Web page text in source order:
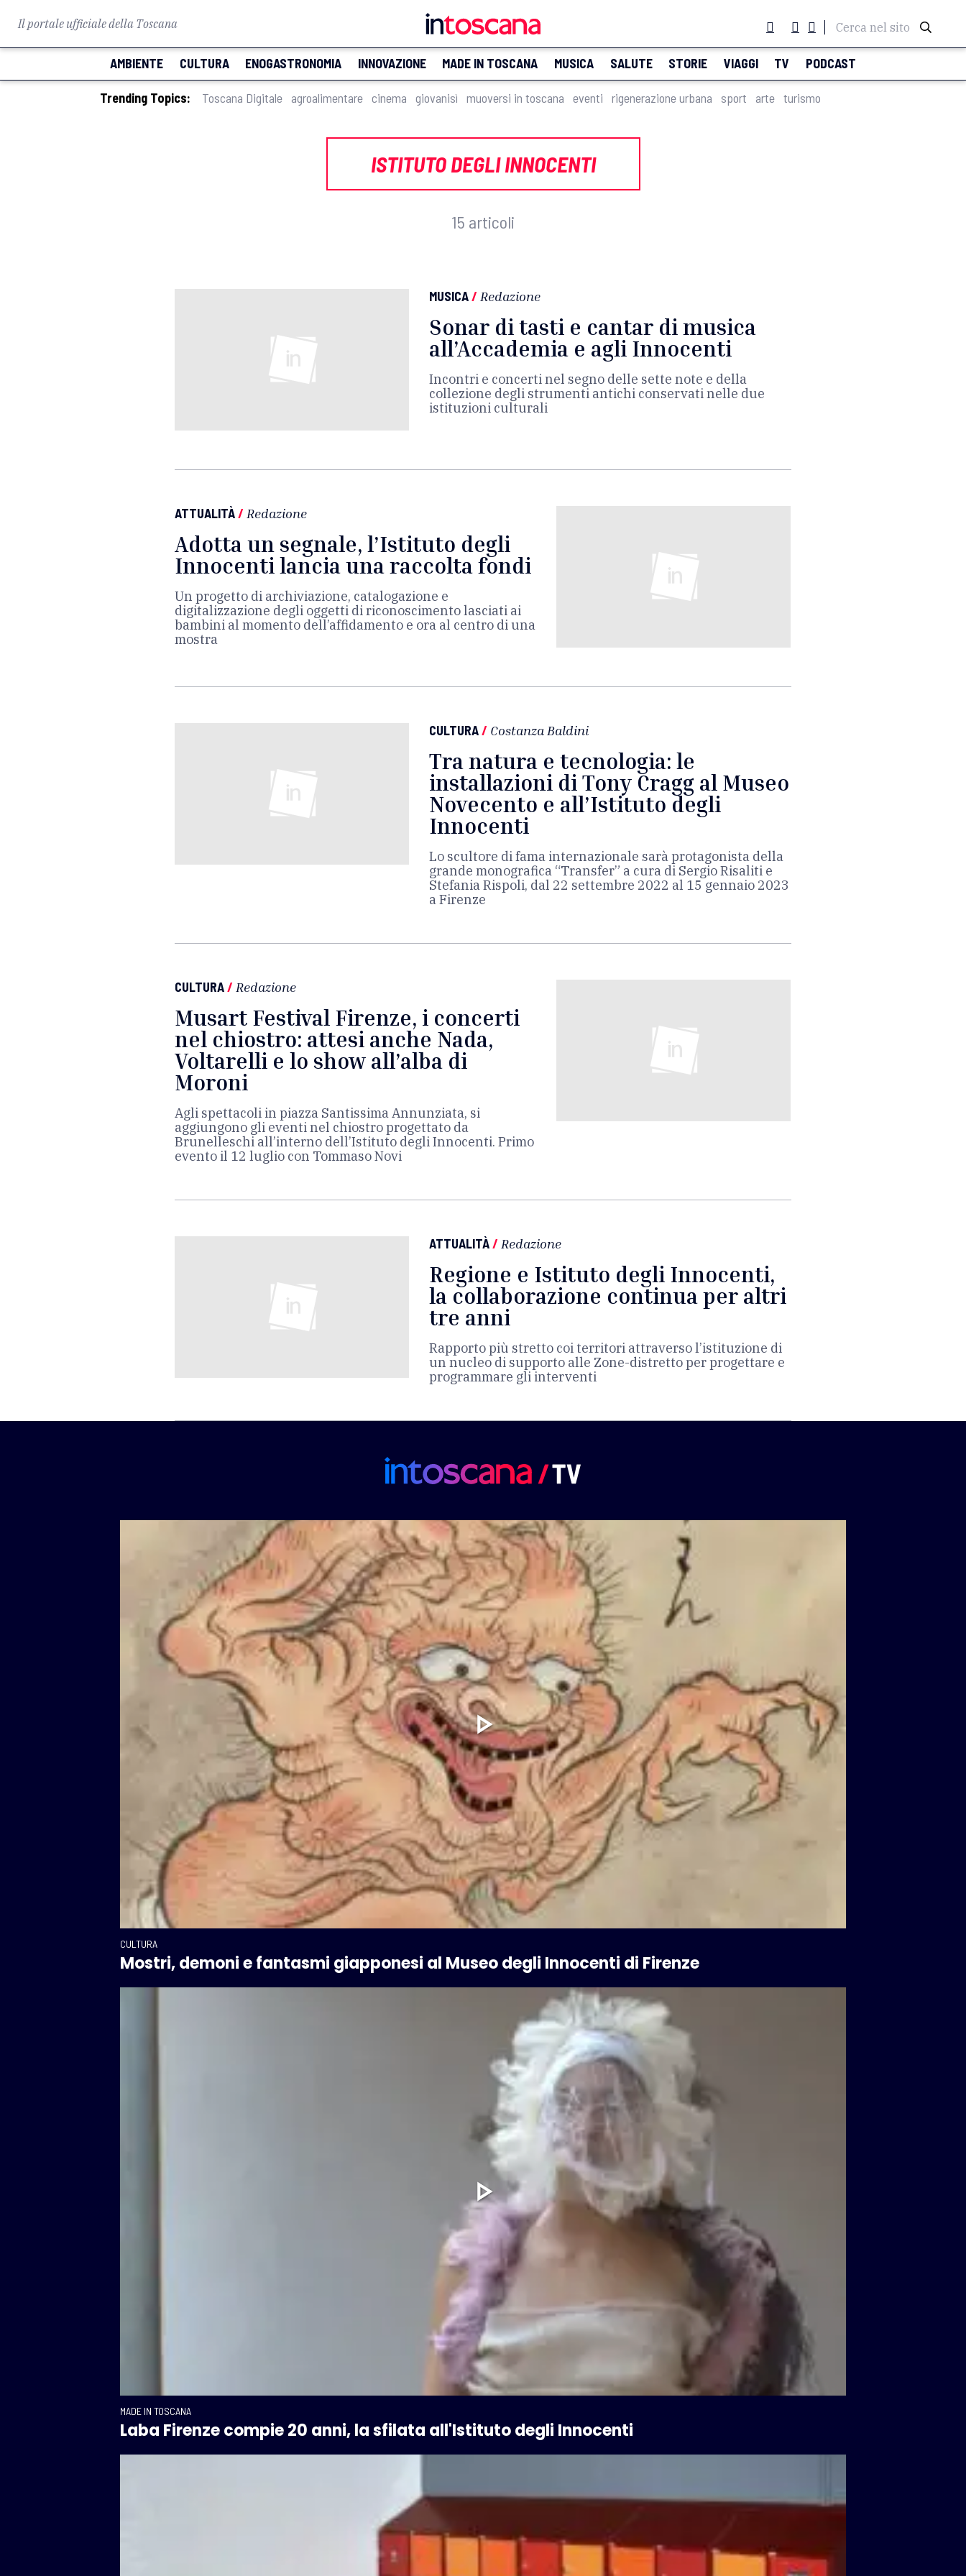
Il portale ufficiale della Toscana Cerca nel sito
AMBIENTE CULTURA ENOGASTRONOMIA INNOVAZIONE MADE IN TOSCANA MUSICA SALUTE STORIE VIAGGI TV PODCAST
Trending Topics: Toscana Digitale agroalimentare cinema giovanisì muoversi in toscana eventi rigenerazione urbana sport arte turismo
ISTITUTO DEGLI INNOCENTI
15 articoli
MUSICA/ Redazione
Sonar di tasti e cantar di musica
all’Accademia e agli Innocenti
Incontri e concerti nel segno delle sette note e della
collezione degli strumenti antichi conservati nelle due
istituzioni culturali
ATTUALITÀ/ Redazione
Adotta un segnale, l’Istituto degli
Innocenti lancia una raccolta fondi
Un progetto di archiviazione, catalogazione e
digitalizzazione degli oggetti di riconoscimento lasciati ai
bambini al momento dell’affidamento e ora al centro di una
mostra
CULTURA/ Costanza Baldini
Tra natura e tecnologia: le
installazioni di Tony Cragg al Museo
Novecento e all’Istituto degli
Innocenti
Lo scultore di fama internazionale sarà protagonista della
grande monografica “Transfer” a cura di Sergio Risaliti e
Stefania Rispoli, dal 22 settembre 2022 al 15 gennaio 2023
a Firenze
CULTURA/ Redazione
Musart Festival Firenze, i concerti
nel chiostro: attesi anche Nada,
Voltarelli e lo show all’alba di
Moroni
Agli spettacoli in piazza Santissima Annunziata, si
aggiungono gli eventi nel chiostro progettato da
Brunelleschi all’interno dell’Istituto degli Innocenti. Primo
evento il 12 luglio con Tommaso Novi
ATTUALITÀ/ Redazione
Regione e Istituto degli Innocenti,
la collaborazione continua per altri
tre anni
Rapporto più stretto coi territori attraverso l’istituzione di
un nucleo di supporto alle Zone-distretto per progettare e
programmare gli interventi
CULTURA
Mostri, demoni e fantasmi giapponesi al Museo degli Innocenti di Firenze
MADE IN TOSCANA
Laba Firenze compie 20 anni, la sfilata all'Istituto degli Innocenti